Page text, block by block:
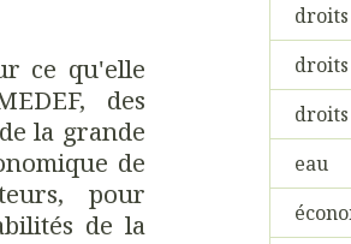
ce qu'elle
des
la grande
de
pour
de la
droits
eau